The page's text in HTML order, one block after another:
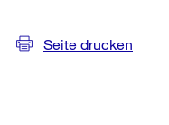
Seite drucken